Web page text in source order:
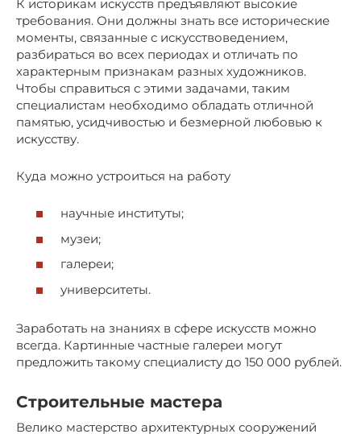
К историкам искусств предъявляют высокие
требования. Они должны знать все исторические
моменты, связанные с искусствоведением,
разбираться во всех периодах и отличать по
характерным признакам разных художников.
Чтобы справиться с этими задачами, таким
специалистам необходимо обладать отличной
памятью, усидчивостью и безмерной любовью к
искусству.
Куда можно устроиться на работу
научные институты;
музеи;
галереи;
университеты.
Заработать на знаниях в сфере искусств можно
всегда. Картинные частные галереи могут
предложить такому специалисту до 150 000 рублей.
Строительные мастера
Велико мастерство архитектурных сооружений